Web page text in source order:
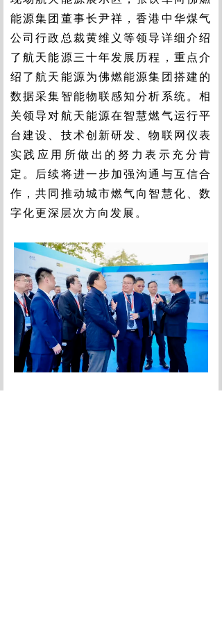
能源集团董事长尹祥，香港中华煤气
公司行政总裁黄维义等领导详细介绍
了航天能源三十年发展历程，重点介
绍了航天能源为佛燃能源集团搭建的
数据采集智能物联感知分析系统。相
关领导对航天能源在智慧燃气运行平
台建设、技术创新研发、物联网仪表
实践应用所做出的努力表示充分肯
定。后续将进一步加强沟通与互信合
作，共同推动城市燃气向智慧化、数
字化更深层次方向发展。